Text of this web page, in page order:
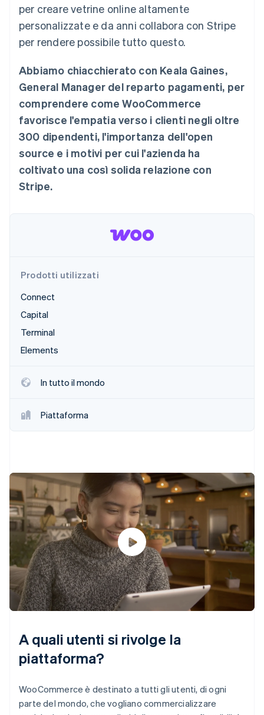
Scopri cosa ti aspetta
Radar
Prevenzione delle frodi
Costituzione di start-up
Climate
Rimozione del carbonio
Identity
Verifica online dell'identità
Stripe Sessions 2026
Guarda ora
Ecosistema
Stripe App Marketplace
per creare vetrine online altamente
personalizzate e da anni collabora con Stripe
per rendere possibile tutto questo.
Abbiamo chiacchierato con Keala Gaines,
General Manager del reparto pagamenti, per
comprendere come WooCommerce
favorisce l'empatia verso i clienti negli oltre
300 dipendenti, l'importanza dell'open
source e i motivi per cui l'azienda ha
coltivato una così solida relazione con
Stripe.
Prodotti utilizzati
Connect
Capital
Terminal
Elements
In tutto il mondo
Piattaforma
A quali utenti si rivolge la
piattaforma?
WooCommerce è destinato a tutti gli utenti, di ogni
parte del mondo, che vogliano commercializzare